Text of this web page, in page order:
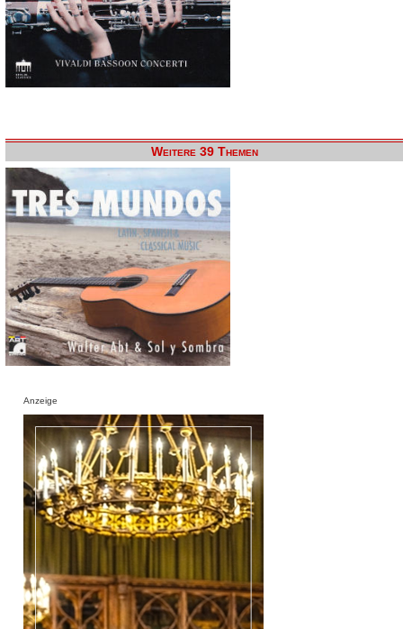
Weitere 39 Themen
Anzeige